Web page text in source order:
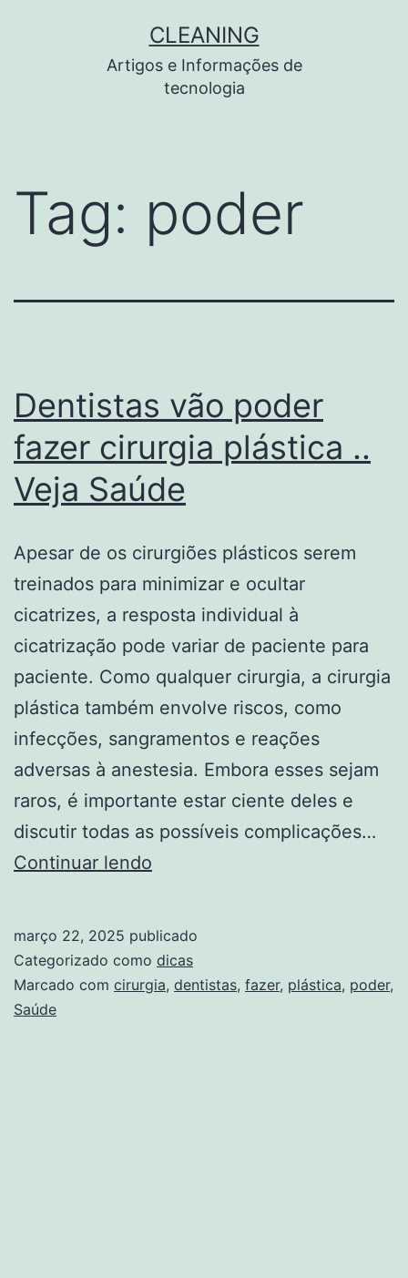
CLEANING
Artigos e Informações de
tecnologia
Tag: poder
Dentistas vão poder
fazer cirurgia plástica ..
Veja Saúde
Apesar de os cirurgiões plásticos serem
treinados para minimizar e ocultar
cicatrizes, a resposta individual à
cicatrização pode variar de paciente para
paciente. Como qualquer cirurgia, a cirurgia
plástica também envolve riscos, como
infecções, sangramentos e reações
adversas à anestesia. Embora esses sejam
raros, é importante estar ciente deles e
discutir todas as possíveis complicações…
Continuar lendo
fazer
cirurgia
março 22, 2025 publicado
Categorizado como dicas
Marcado com cirurgia, dentistas, fazer, plástica, poder,
Saúde